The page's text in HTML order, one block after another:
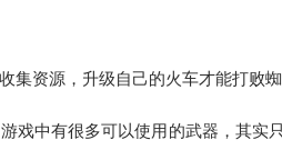
资源，升级自己的火车才能打败蜘
戏中有很多可以使用的武器，其实